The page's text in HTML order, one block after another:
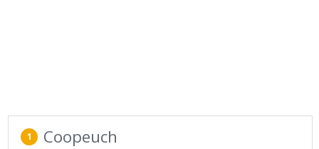
1 Coopeuch